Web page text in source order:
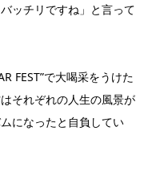
ッチリですね」と言って
FEST”で大喝采をうけた
それぞれの人生の風景が
になったと自負してい